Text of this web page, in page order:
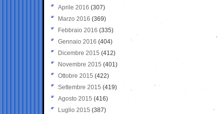
Aprile 2016 (307)
Marzo 2016 (369)
Febbraio 2016 (335)
Gennaio 2016 (404)
Dicembre 2015 (412)
Novembre 2015 (401)
Ottobre 2015 (422)
Settembre 2015 (419)
Agosto 2015 (416)
Luglio 2015 (387)